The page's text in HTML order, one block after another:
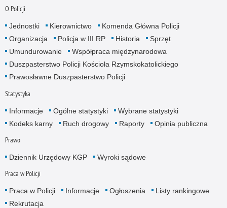
O Policji
Jednostki Kierownictwo
Komenda Główna Policji
Organizacja
Policja w III RP Historia
Sprzęt
Umundurowanie
Współpraca międzynarodowa
Duszpasterstwo Policji Kościoła Rzymskokatolickiego
Prawosławne Duszpasterstwo Policji
Statystyka
Informacje Ogólne statystyki
Wybrane statystyki
Kodeks karny
Ruch drogowy Raporty Opinia publiczna
Prawo
Dziennik Urzędowy KGP Wyroki sądowe
Praca w Policji
Praca w Policji Informacje Ogłoszenia
Listy rankingowe
Rekrutacja